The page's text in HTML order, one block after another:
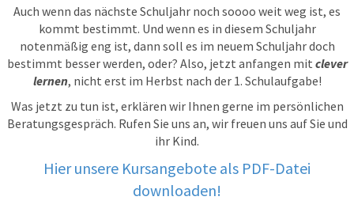
Auch wenn das nächste Schuljahr noch soooo weit weg ist, es
kommt bestimmt. Und wenn es in diesem Schuljahr
notenmäßig eng ist, dann soll es im neuem Schuljahr doch
bestimmt besser werden, oder? Also, jetzt anfangen mit clever
lernen, nicht erst im Herbst nach der 1. Schulaufgabe!
Was jetzt zu tun ist, erklären wir Ihnen gerne im persönlichen
Beratungsgespräch. Rufen Sie uns an, wir freuen uns auf Sie und
ihr Kind.
Hier unsere Kursangebote als PDF-Datei
downloaden!